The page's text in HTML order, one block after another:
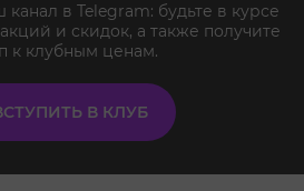
в Telegram: будьте в курсе
и скидок, а также получите
к клубным ценам.
В КЛУБ